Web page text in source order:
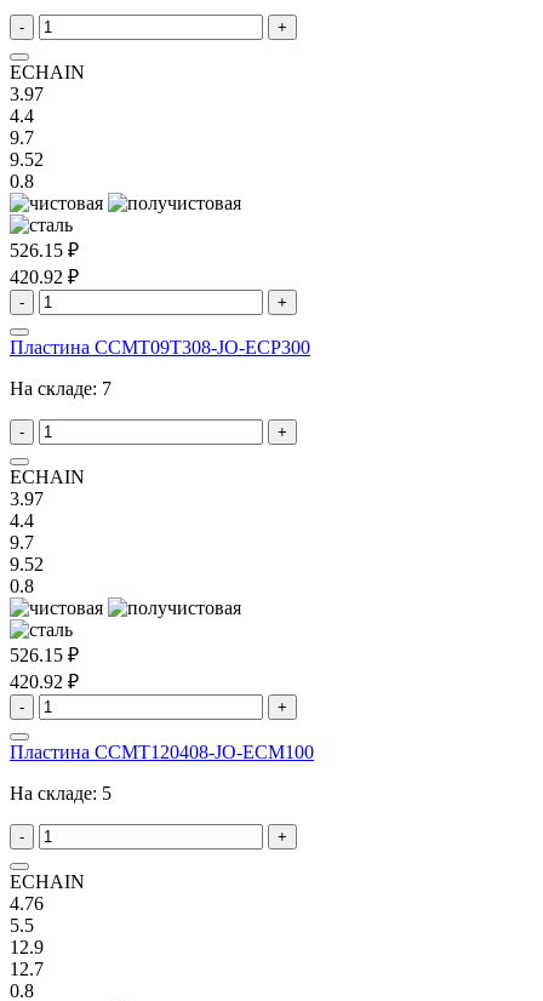
- +
ECHAIN
3.97
4.4
9.7
9.52
0.8
526.15 ₽
420.92 ₽
- +
Пластина CCMT09T308-JO-ECP300
На складе: 7
- +
ECHAIN
3.97
4.4
9.7
9.52
0.8
526.15 ₽
420.92 ₽
- +
Пластина CCMT120408-JO-ECM100
На складе: 5
- +
ECHAIN
4.76
5.5
12.9
12.7
0.8